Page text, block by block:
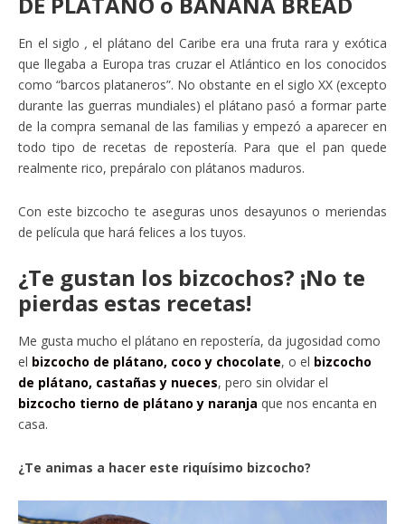
En el siglo ,el plátano del Caribe era una fruta rara y exótica
que llegaba a Europa tras cruzar el Atlántico en los conocidos
como “barcos plataneros”. No obstante en el siglo XX (excepto
durante las guerras mundiales) el plátano pasó a formar parte
de la compra semanal de las familias y empezó a aparecer en
todo tipo de recetas de repostería. Para que el pan quede
realmente rico, prepáralo con plátanos maduros.
Con este bizcocho te aseguras unos desayunos o meriendas
de película que hará felices a los tuyos.
¿Te gustan los bizcochos? ¡No te
pierdas estas recetas!
Me gusta mucho el plátano en repostería, da jugosidad como
el bizcocho de plátano, coco y chocolate, o el bizcocho
de plátano, castañas y nueces, pero sin olvidar el
bizcocho tierno de plátano y naranja que nos encanta en
casa.
¿Te animas a hacer este riquísimo bizcocho?